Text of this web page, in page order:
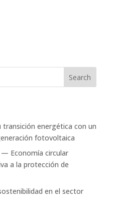
Search
energética con un
fotovoltaica
Economía circular
a la protección de
en el sector